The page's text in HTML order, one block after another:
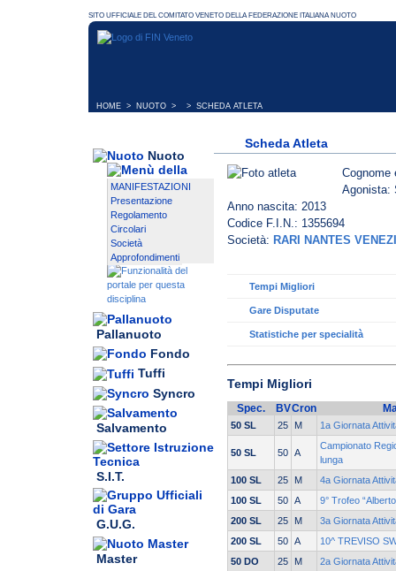
HOME > NUOTO > > SCHEDA ATLETA
Nuoto
MANIFESTAZIONI
Presentazione
Regolamento
Circolari
Società
Approfondimenti
Pallanuoto
Fondo
Tuffi
Syncro
Salvamento
S.I.T.
G.U.G.
Master
Scheda Atleta
Agonista:
Anno nascita: 2013
Codice F.I.N.: 1355694
Società: RARI NANTES
Tempi Migliori
Gare Disputate
Statistiche per specialità
Tempi Migliori
Spec. BVCron
50 SL 25 M 1a Giornata
50 SL 50 A
Campionato
lunga
100 SL
25 M
4a Giornata
100 SL
50 A
9° Trofeo
200 SL
25 M
3a Giornata
200 SL
50 A
10^ TREVISO
50 DO
25 M
2a Giornata